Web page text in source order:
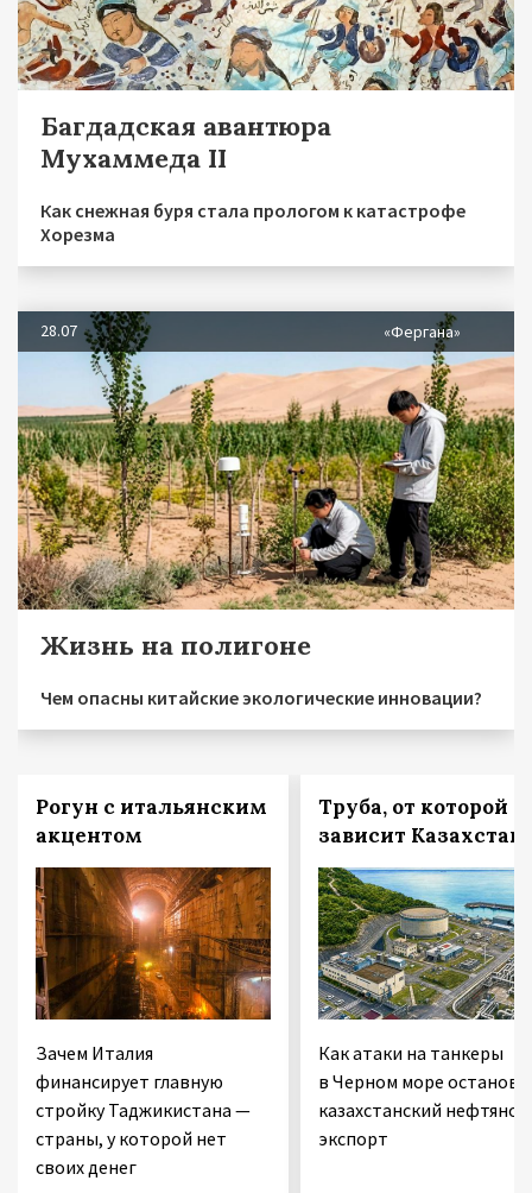
Багдадская авантюра
Мухаммеда II
Как снежная буря стала прологом к катастрофе
Хорезма
28.07 «Фергана»
Жизнь на полигоне
Чем опасны китайские экологические инновации?
Рогун с итальянским
акцентом
Зачем Италия
финансирует главную
стройку Таджикистана —
страны, у которой нет
своих денег
Труба, от которой
зависит Казахстан
Как атаки на танкеры
в Черном море
казахстанский нефтяной
экспорт